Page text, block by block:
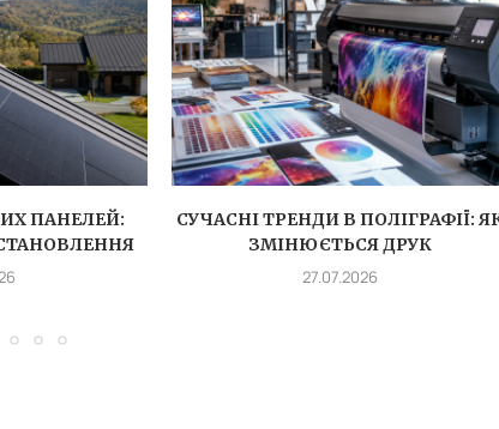
ПАНЕЛЕЙ:
СУЧАСНІ ТРЕНДИ В ПОЛІГРАФІЇ:
ЗМІНЮЄТЬСЯ ДРУК
27.07.2026